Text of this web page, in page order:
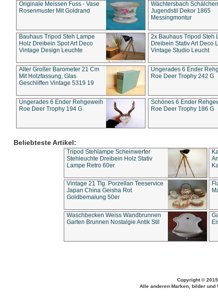
Originale Meissen Fuss - Vase
Rosenmuster Mit Goldrand
Wächtersbach Schälchen
Jugendstil Dekor 1865
Messingmontur
Bauhaus Tripod Steh Lampe
Holz Dreibein Spot Art Deco
Vintage Design Leuchte
2x Bauhaus Tripod Steh
Dreibein Stativ Art Deco
Vintage Studio Leucht
Alter Großer Barometer 21 Cm
Mit Holzfassung, Glas
Geschliffen Vintage 5319 19
Ungerades 6 Ender
Roe Deer Trophy 242 G
Ungerades 6 Ender Rehgeweih
Roe Deer Trophy 194 G
Schönes 6 Ender
Roe Deer Trophy 186 G
Beliebteste Artikel:
Tripod Stehlampe Scheinwerfer
Stehleuchte Dreibein Holz Stativ
Lampe Retro 60er
Vintage 21 Tlg. Porzellan Teeservice
Japan China Geisha Rot
Goldbemalung 50er
Waschbecken Weiss Wandbrunnen
Garten Brunnen Nostalgie Antik Stil
Copyright ©
Alle anderen Marken, bilder und